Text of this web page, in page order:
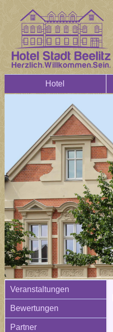
Hotel
Veranstaltungen
Bewertungen
Partner